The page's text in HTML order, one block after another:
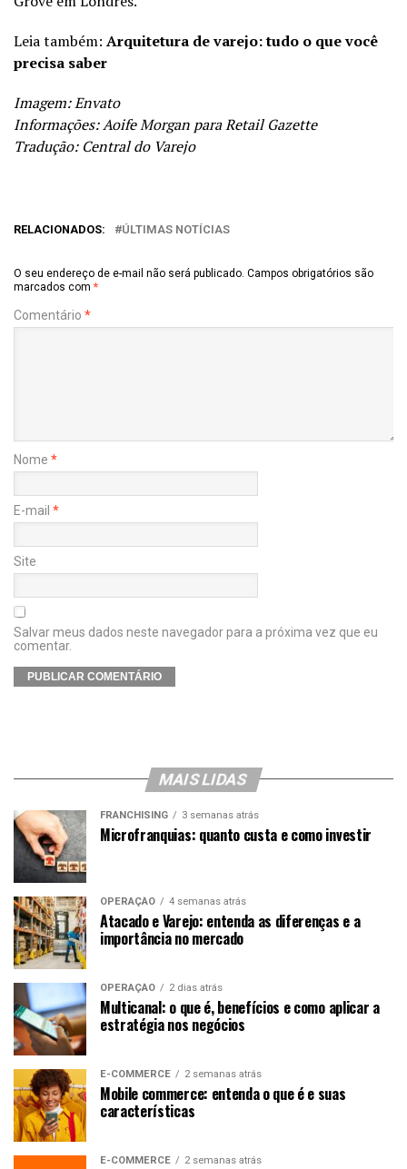
Leia também: Arquitetura de varejo: tudo o que você
precisa saber
Imagem: Envato
Informações: Aoife Morgan para Retail Gazette
Tradução: Central do Varejo
RELACIONADOS: ÚLTIMAS NOTÍCIAS
O seu endereço de e-mail não será publicado. Campos obrigatórios são
marcados com *
Comentário *
Nome *
E-mail *
Site
Salvar meus dados neste navegador para a próxima vez que eu
comentar.
MAIS LIDAS
FRANCHISING 3 semanas atrás
Microfranquias: quanto custa e como investir
OPERAÇÃO 4 semanas atrás
Atacado e Varejo: entenda as diferenças e a
importância no mercado
OPERAÇÃO 2 dias atrás
Multicanal: o que é, benefícios e como aplicar a
estratégia nos negócios
E-COMMERCE 2 semanas atrás
Mobile commerce: entenda o que é e suas
características
E-COMMERCE 2 semanas atrás